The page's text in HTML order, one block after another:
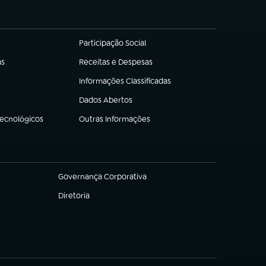
Participação Social
(abre em nova aba)
Receitas e Despesas
(abre em nova aba)
Informações Classificadas
(abre em nova aba)
Dados Abertos
(abre em nova aba)
Outras Informações
(abre em nova aba)
Governança Corporativa
(abre em nova aba)
Diretoria
(abre em nova aba)